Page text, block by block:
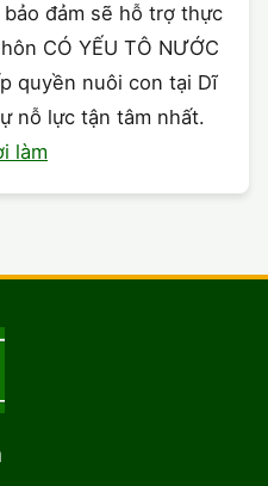
đảm sẽ hỗ trợ thực
CÓ YẾU TÔ NƯỚC
quyền nuôi con tại Dĩ
nỗ lực tận tâm nhất.
làm